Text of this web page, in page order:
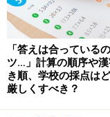
は、「一定
内容」と「柔
分けて考える
す。頑なに
く、バランス
「答えは合っている
ツ…」計算の順序や
き順、学校の採点は
厳しくすべき？